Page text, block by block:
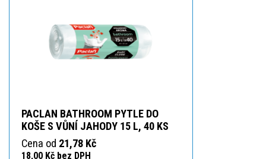
PACLAN BATHROOM PYTLE DO
KOŠE S VŮNÍ JAHODY 15 L, 40 KS
Cena od 21,78 Kč
18,00 Kč bez DPH